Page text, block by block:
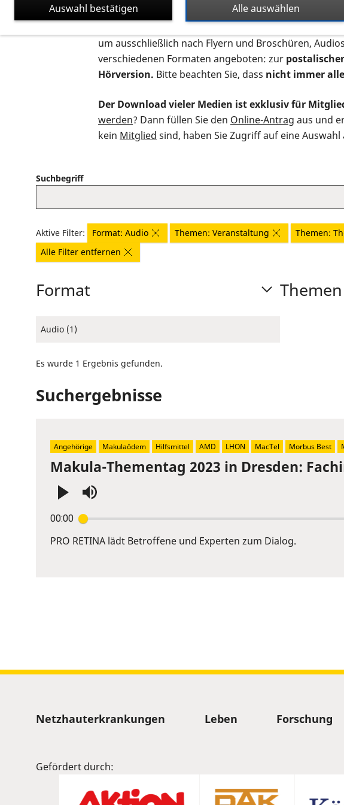
Auf dieser Seite finden Sie sämtliches Infomaterial
um ausschließlich nach Flyern und Broschüren,
verschiedenen Formaten angeboten: zur
Hörversion. Bitte beachten Sie, dass nicht immer
Der Download vieler Medien ist exklusiv für
werden? Dann füllen Sie den Online-Antrag aus und
kein Mitglied sind, haben Sie Zugriff auf eine
Suchbegriff
Aktive Filter: Format: Audio Themen: Veranstaltung Themen:
Alle Filter entfernen
Format
Audio (1)
Themen
Es wurde 1 Ergebnis gefunden.
Suchergebnisse
Makula-Thementag 2023 in Dresden:
00:00
Enter
or
PRO RETINA lädt Betroffene und Experten zum Dialog.
Angehörige Makulaödem Hilfsmittel AMD LHON MacTel Morbus Best
Sitemap
Netzhauterkrankungen Leben Forschung
Gefördert durch:
Alle auswählen
Auswahl bestätigen